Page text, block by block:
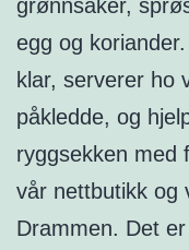
grønnsaker,
egg og
klar, serverer ho
påkledde, og
ryggsekken med
vår nettbutikk og
Drammen. Det